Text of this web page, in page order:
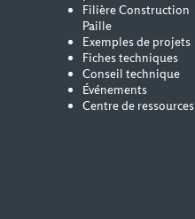
Filière Construction
Paille
Exemples de projets
Fiches techniques
Conseil technique
Événements
Centre de ressources